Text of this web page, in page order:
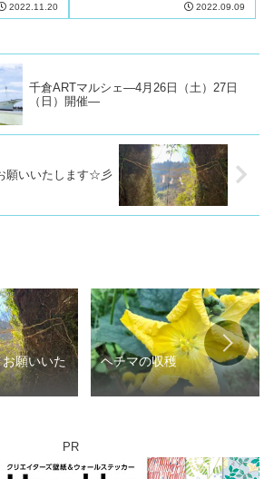
2022.11.20 2022.09.09
千倉ARTマルシェ―4月26日（土）27日
（日）開催―
願いいたします☆彡
願いいた
ヘチマの収穫
PR